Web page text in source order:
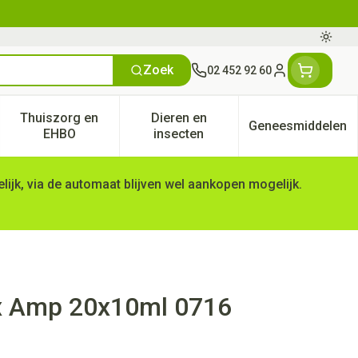
Zoek 02 452 92 60
Klant menu
categorie
voor Natuur geneeskunde categorie
Thuiszorg en
EHBOToon submenu voor Thuiszorg en EHBO categorie
Dieren en
insectenToon submenu voor Dieren
Geneesmiddelen
Toon
via de automaat blijven wel aankopen mogelijk.
Amp 20x10ml 0716